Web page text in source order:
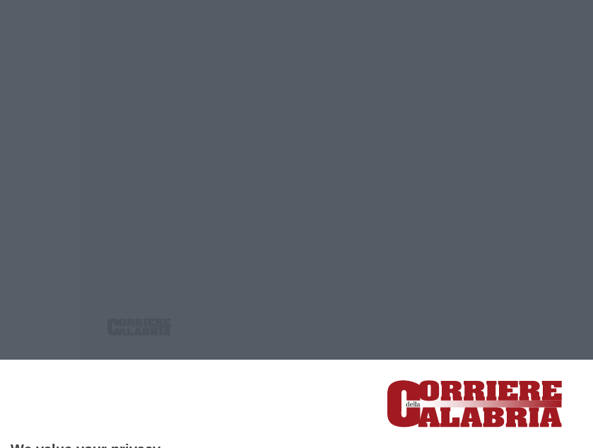
P.IVA. 03199620794, Via del mare 6/G, S.Eufemia, Lamezia Terme (CZ)
Iscrizione tribunale di Lamezia Terme 5/2011 - Direttore responsabile Paola Militano |Privacy